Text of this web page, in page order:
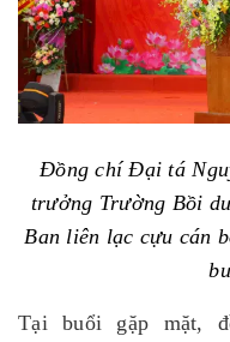
Đồng chí Đại tá
trưởng Trường Bồi
Ban liên lạc cựu cán
Tại buổi gặp mặt,